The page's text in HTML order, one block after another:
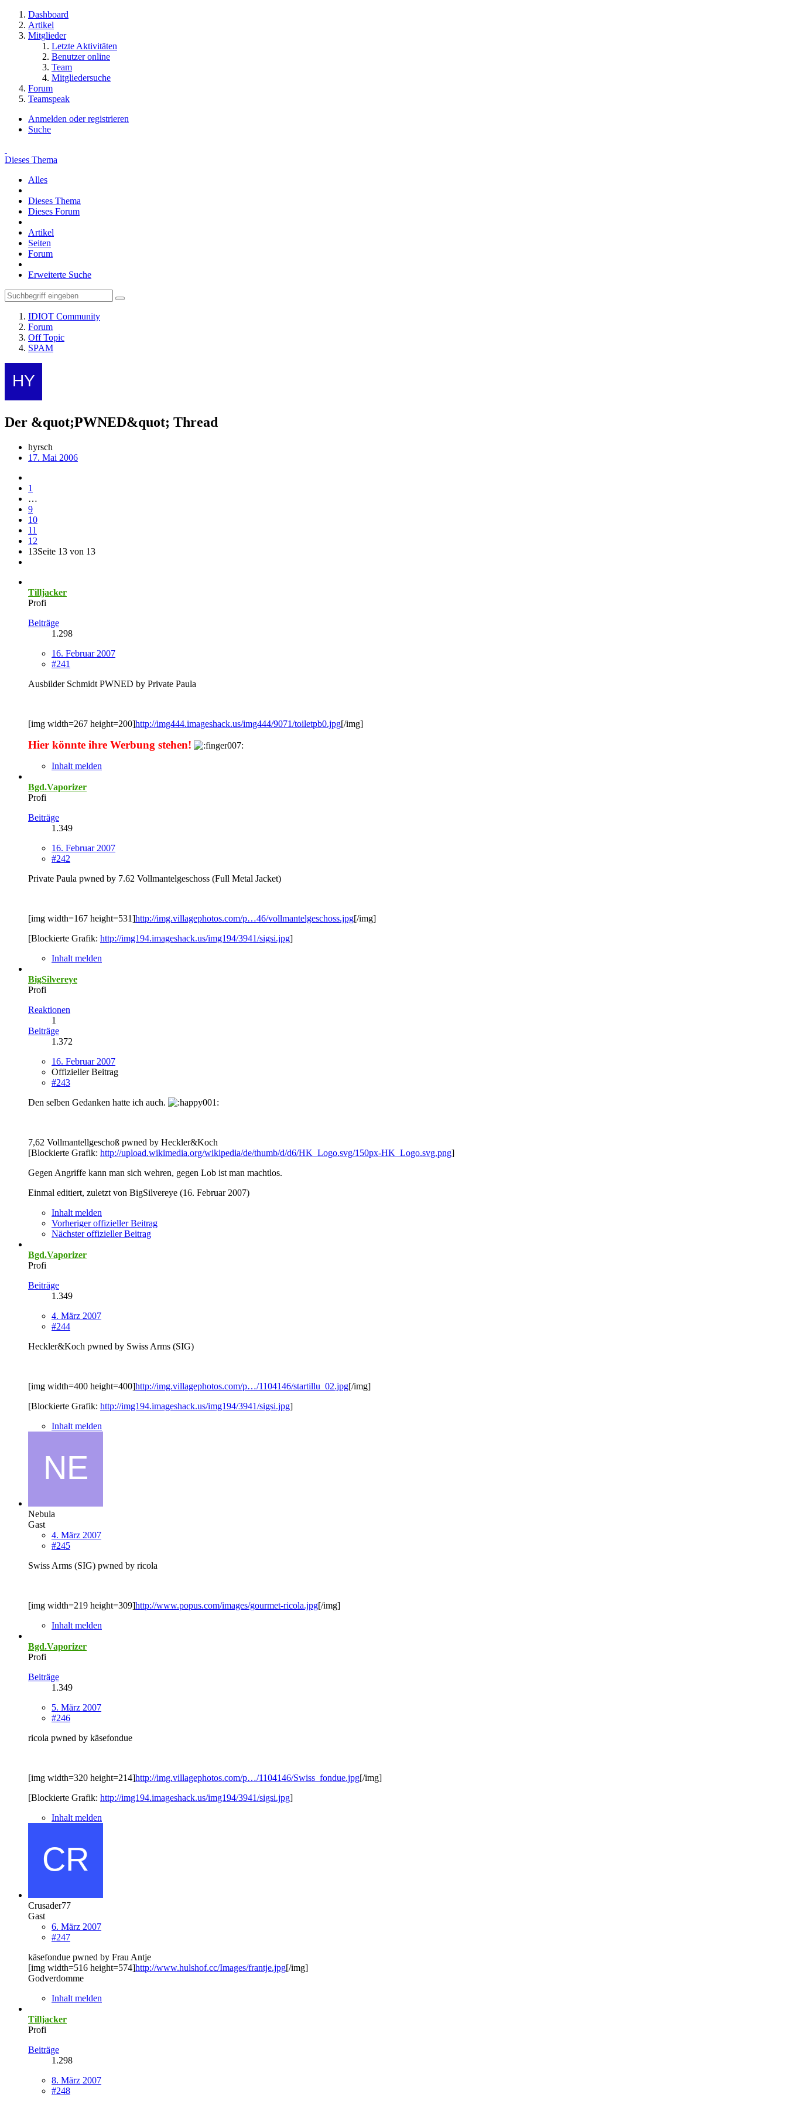
Dashboard
Artikel
Mitglieder
Letzte Aktivitäten
Benutzer online
Team
Mitgliedersuche
Forum
Teamspeak
Anmelden oder registrieren
Suche
Dieses Thema
Alles
Dieses Thema
Dieses Forum
Artikel
Seiten
Forum
Erweiterte Suche
IDIOT Community
Forum
Off Topic
SPAM
Der &quot;PWNED&quot; Thread
hyrsch
17. Mai 2006
1
…
9
10
11
12
13Seite 13 von 13
Tilljacker
Profi
Beiträge
1.298
16. Februar 2007
#241
Ausbilder Schmidt PWNED by Private Paula
[img width=267 height=200]http://img444.imageshack.us/img444/9071/toiletpb0.jpg[/img]
Hier könnte ihre Werbung stehen!
Inhalt melden
Bgd.Vaporizer
Profi
Beiträge
1.349
16. Februar 2007
#242
Private Paula pwned by 7.62 Vollmantelgeschoss (Full Metal Jacket)
[img width=167 height=531]http://img.villagephotos.com/p…46/vollmantelgeschoss.jpg[/img]
[Blockierte Grafik: http://img194.imageshack.us/img194/3941/sigsi.jpg]
Inhalt melden
BigSilvereye
Profi
Reaktionen
1
Beiträge
1.372
16. Februar 2007
Offizieller Beitrag
#243
Den selben Gedanken hatte ich auch.
7,62 Vollmantellgeschoß pwned by Heckler&Koch
[Blockierte Grafik: http://upload.wikimedia.org/wikipedia/de/thumb/d/d6/HK_Logo.svg/150px-HK_Logo.svg.png]
Gegen Angriffe kann man sich wehren, gegen Lob ist man machtlos.
Einmal editiert, zuletzt von BigSilvereye (16. Februar 2007)
Inhalt melden
Vorheriger offizieller Beitrag
Nächster offizieller Beitrag
Bgd.Vaporizer
Profi
Beiträge
1.349
4. März 2007
#244
Heckler&Koch pwned by Swiss Arms (SIG)
[img width=400 height=400]http://img.villagephotos.com/p…/1104146/startillu_02.jpg[/img]
[Blockierte Grafik: http://img194.imageshack.us/img194/3941/sigsi.jpg]
Inhalt melden
Nebula
Gast
4. März 2007
#245
Swiss Arms (SIG) pwned by ricola
[img width=219 height=309]http://www.popus.com/images/gourmet-ricola.jpg[/img]
Inhalt melden
Bgd.Vaporizer
Profi
Beiträge
1.349
5. März 2007
#246
ricola pwned by käsefondue
[img width=320 height=214]http://img.villagephotos.com/p…/1104146/Swiss_fondue.jpg[/img]
[Blockierte Grafik: http://img194.imageshack.us/img194/3941/sigsi.jpg]
Inhalt melden
Crusader77
Gast
6. März 2007
#247
käsefondue pwned by Frau Antje
[img width=516 height=574]http://www.hulshof.cc/Images/frantje.jpg[/img]
Godverdomme
Inhalt melden
Tilljacker
Profi
Beiträge
1.298
8. März 2007
#248